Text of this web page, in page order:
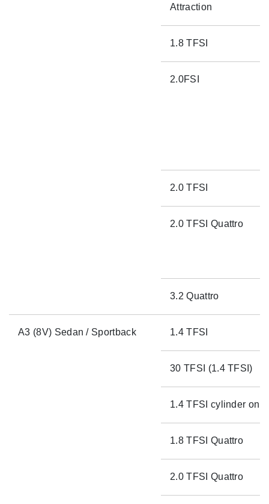
Attraction
1.8 TFSI
2.0FSI
2.0 TFSI
2.0 TFSI Quattro
3.2 Quattro
A3 (8V) Sedan / Sportback 1.4 TFSI
30 TFSI (1.4 TFSI)
1.4 TFSI cylinder on
1.8 TFSI Quattro
2.0 TFSI Quattro